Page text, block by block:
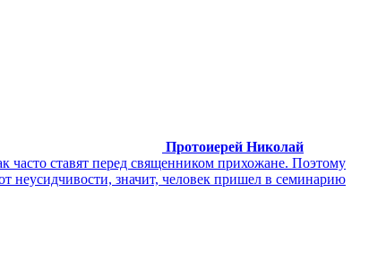
Протоиерей Николай
часто ставят перед священником прихожане. Поэтому
неусидчивости, значит, человек пришел в семинарию